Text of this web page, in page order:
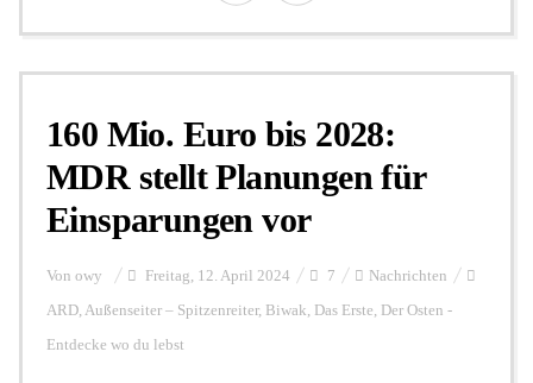
160 Mio. Euro bis 2028:
MDR stellt Planungen für
Einsparungen vor
Von owy Freitag, 12. April 2024 7 Nachrichten
ARD, Außenseiter – Spitzenreiter, Biwak, Das Erste, Der Osten -
Entdecke wo du lebst